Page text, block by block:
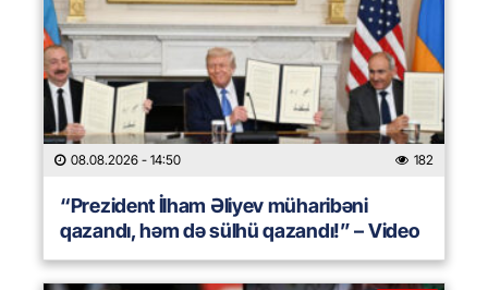
08.08.2026 - 14:50 182
“Prezident İlham Əliyev müharibəni
qazandı, həm də sülhü qazandı!” – Video